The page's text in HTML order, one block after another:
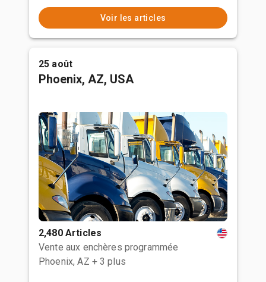
Voir les articles
25 août
Phoenix, AZ, USA
2,480 Articles
Vente aux enchères programmée
Phoenix, AZ + 3 plus